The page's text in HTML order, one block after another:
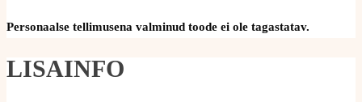
Personaalse tellimusena valminud toode ei ole tagastatav.
LISAINFO